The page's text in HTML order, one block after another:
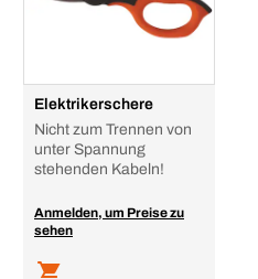
Elektrikerschere
Nicht zum Trennen von
unter Spannung
stehenden Kabeln!
Anmelden, um Preise zu
sehen